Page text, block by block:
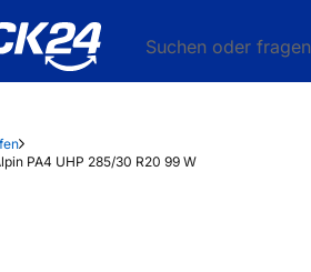
Suchen oder fragen
PA4 UHP 285/30 R20 99 W